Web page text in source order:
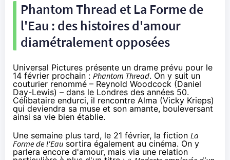
Phantom Thread et La Forme de
l'Eau : des histoires d'amour
diamétralement opposées
Universal Pictures présente un drame prévu pour le
14 février prochain : Phantom Thread. On y suit un
couturier renommé – Reynold Woodcock (Daniel
Day-Lewis) – dans le Londres des années 50.
Célibataire endurci, il rencontre Alma (Vicky Krieps)
qui deviendra sa muse et son amante, bouleversant
ainsi sa vie bien établie.
Une semaine plus tard, le 21 février, la fiction La
Forme de l'Eau sortira également au cinéma. On y
parlera encore d'amour, mais via une relation